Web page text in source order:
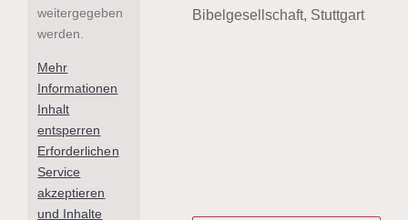
Bibelgesellschaft, Stuttgart
weitergegeben
werden.
Mehr
Informationen
Inhalt
entsperren
Erforderlichen
Service
akzeptieren
und Inhalte